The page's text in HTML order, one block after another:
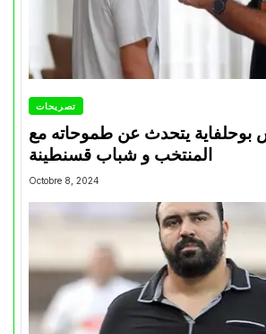
تصريحات
بوحلفاية يتحدث عن طموحاته مع
المنتخب و شباب قسنطينة
Octobre 8, 2024